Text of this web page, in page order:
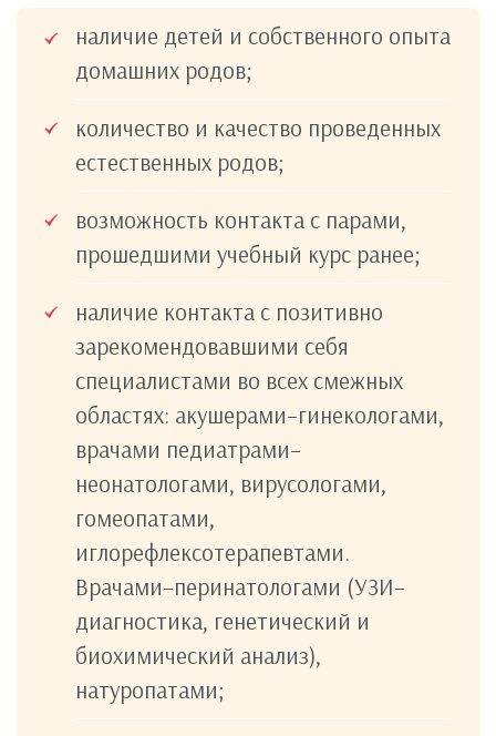
наличие детей и собственного опыта
домашних родов;
количество и качество проведенных
естественных родов;
возможность контакта с парами,
прошедшими учебный курс ранее;
наличие контакта с позитивно
зарекомендовавшими себя
специалистами во всех смежных
областях: акушерами–гинекологами,
врачами педиатрами–
неонатологами, вирусологами,
гомеопатами,
иглорефлексотерапевтами.
Врачами–перинатологами (УЗИ–
диагностика, генетический и
биохимический анализ),
натуропатами;